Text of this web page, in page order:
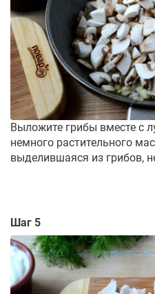
Выложите грибы вместе с
немного растительного
выделившаяся из грибов,
Шаг 5